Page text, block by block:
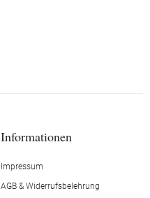
Informationen
Impressum
AGB & Widerrufsbelehrung